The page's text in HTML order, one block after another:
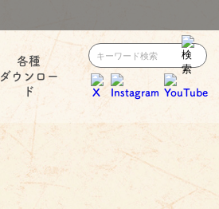
各種
ダウンロー
ド